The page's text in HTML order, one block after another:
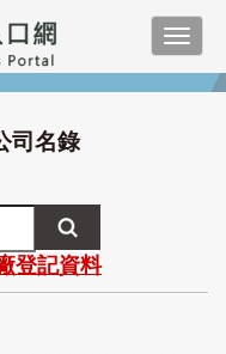
司名錄
登記資料